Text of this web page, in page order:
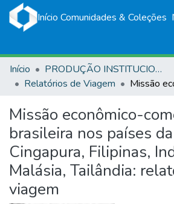
Início Comunidades & Coleções
Início
PRODUÇÃO INSTITUCIONAL
Relatórios de Viagem
Missão econômico-
brasileira nos países
Cingapura, Filipinas,
Malásia, Tailândia:
viagem